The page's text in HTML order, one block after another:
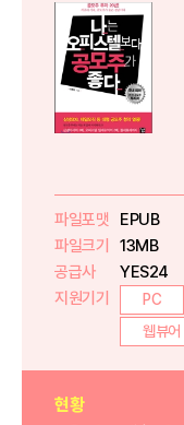
파일포맷
EPUB
파일크기
13MB
공급사
YES24
지원기기
PC
웹뷰어
현황